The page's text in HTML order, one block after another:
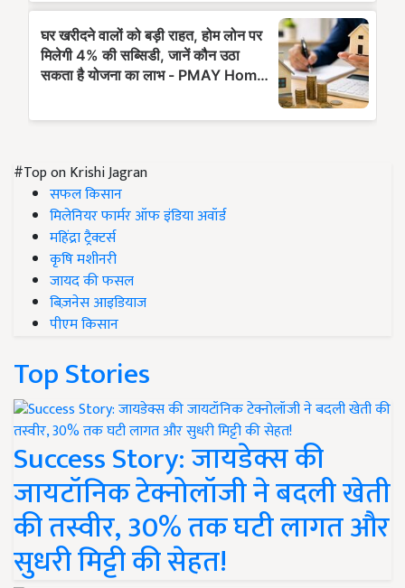
#Top on Krishi Jagran
सफल किसान
मिलेनियर फार्मर ऑफ इंडिया अवॉर्ड
महिंद्रा ट्रैक्टर्स
कृषि मशीनरी
जायद की फसल
बिज़नेस आइडियाज
पीएम किसान
Top Stories
Success Story: जायडेक्स की
जायटॉनिक टेक्नोलॉजी ने बदली खेती
की तस्वीर, 30% तक घटी लागत और
सुधरी मिट्टी की सेहत!